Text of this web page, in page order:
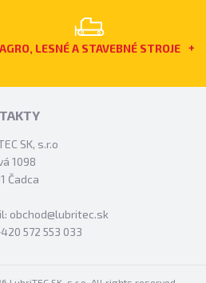
AGRO, LESNÉ A STAVEBNÉ STROJE
SK, s.r.o
1098
Čadca
obchod@lubritec.sk
572 553 033